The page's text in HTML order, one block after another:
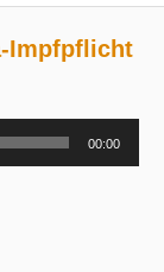
Impfpflicht
00:00